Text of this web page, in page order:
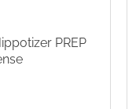
PREP